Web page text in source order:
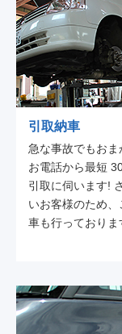
引取納車
急な事故でもおま
お電話から最短
引取に伺います!
いお客様のため
車も行っておりま